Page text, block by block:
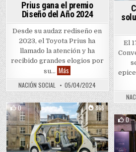
Prius gana el premio
Diseño del Año 2024
Desde su audaz rediseño en
2023, el Toyota Prius ha
llamado la atención y ha
recibido grandes elogios por
su… Más Prius gana el premio
NACIÓN SOCIAL 05/04/2024
El
0
866
Posted in 0